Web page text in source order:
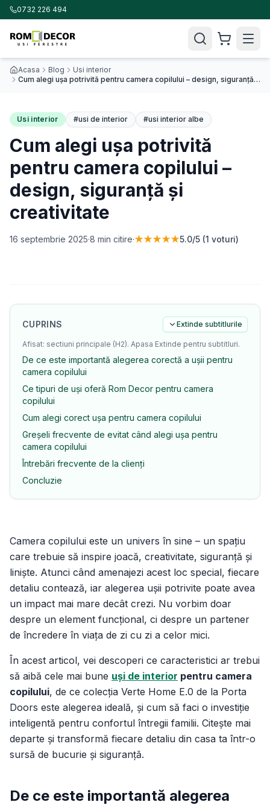
0732 226 494
Acasa Blog
Usi interior
Cum alegi ușa potrivită pentru camera copilului – design, siguranță și creativitate
Usi interior #usi de interior #usi interior albe
Cum alegi ușa potrivită
pentru camera copilului –
design, siguranță și
creativitate
16 septembrie 2025·8 min citire·★★★★★5.0/5 (1 voturi)
CUPRINS Extinde subtitlurile
Afisat: sectiuni principale (H2). Apasa Extinde pentru subtitluri.
De ce este importantă alegerea corectă a ușii pentru
camera copilului
Ce tipuri de uși oferă Rom Decor pentru camera
copilului
Cum alegi corect ușa pentru camera copilului
Greșeli frecvente de evitat când alegi ușa pentru
camera copilului
Întrebări frecvente de la clienți
Concluzie
Camera copilului este un univers în sine – un spațiu
care trebuie să inspire joacă, creativitate, siguranță și
liniște. Atunci când amenajezi acest loc special, fiecare
detaliu contează, iar alegerea ușii potrivite poate avea
un impact mai mare decât crezi. Nu vorbim doar
despre un element funcțional, ci despre un partener
de încredere în viața de zi cu zi a celor mici.
În acest articol, vei descoperi ce caracteristici ar trebui
să aibă cele mai bune uși de interior pentru camera
copilului, de ce colecția Verte Home E.0 de la Porta
Doors este alegerea ideală, și cum să faci o investiție
inteligentă pentru confortul întregii familii. Citește mai
departe și transformă fiecare detaliu din casa ta într-o
sursă de bucurie și siguranță.
De ce este importantă alegerea